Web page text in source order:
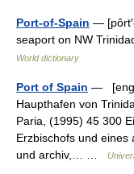
Port-of-Spain —
seaport on NW
World dictionary
Port of Spain —
Haupthafen von
Paria, (1995) 45 300
Erzbischofs und eines
und archiv,… …